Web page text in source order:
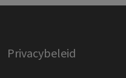
Privacybeleid